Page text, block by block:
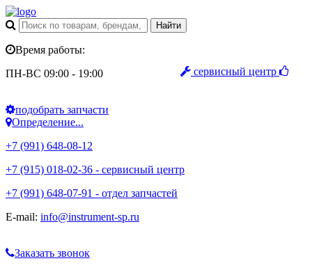
сервисный центр
Время работы:
ПН-ВС 09:00 - 19:00
подобрать запчасти
Определение...
+7 (991) 648-08-12
+7 (915) 018-02-36 - сервисный центр
+7 (991) 648-07-91 - отдел запчастей
E-mail: info@instrument-sp.ru
Заказать звонок